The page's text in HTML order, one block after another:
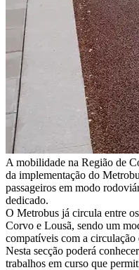
A mobilidade na Região de
da implementação do
passageiros em modo
dedicado.
O Metrobus já circula entre
Corvo e Lousã, sendo um
compatíveis com a
Nesta secção poderá
trabalhos em curso que